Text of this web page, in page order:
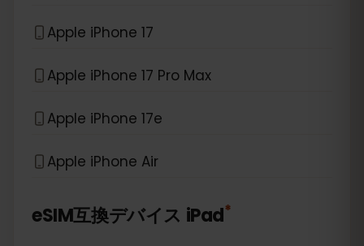
Apple iPhone 17
Apple iPhone 17 Pro Max
Apple iPhone 17e
Apple iPhone Air
eSIM互換デバイス iPad*